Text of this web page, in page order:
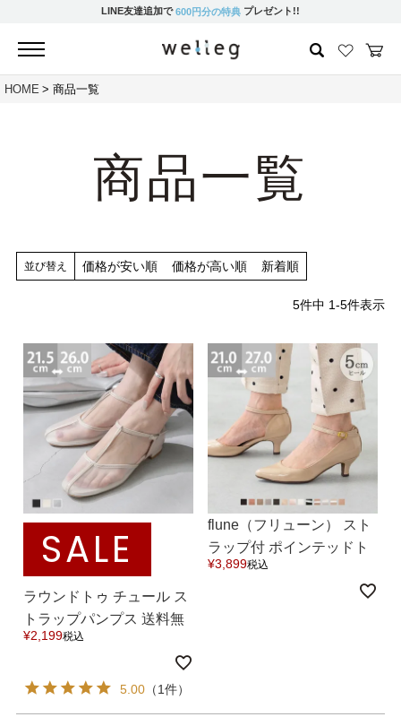
LINE友達追加で600円分の特典 プレゼント!!
マイページメニュー
マイページ
HOME 商品一覧
商品一覧
並び替え 価格が安い順 価格が高い順 新着順
5件中 1-5件表示
SALE
ラウンドトゥ チュール ス
トラップパンプス 送料無
料
¥2,199税込
5.00（1件）
flune（フリューン） スト
ラップ付 ポインテッドト
ゥ パンプス 5cmヒール 送
¥3,899税込